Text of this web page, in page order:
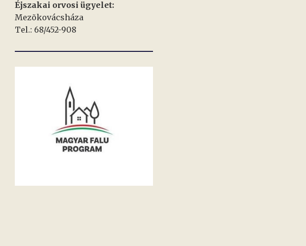
Éjszakai orvosi ügyelet:
Mezõkovácsháza
Tel.: 68/452-908